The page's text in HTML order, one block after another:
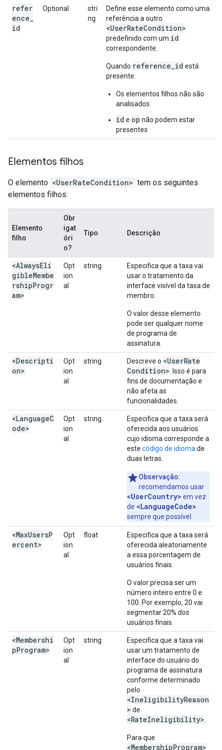
refer
ence_
id
Optional
stri
ng
Define esse elemento como uma
referência a outro
<UserRateCondition>
predefinido com um id
correspondente.
Quando reference_id está
presente:
Os elementos filhos não são
analisados
id e op não podem estar
presentes
Elementos filhos
O elemento <UserRateCondition> tem os seguintes
elementos filhos:
Elemento
filho
Obr
igat
óri
o?
Tipo Descrição
<AlwaysEli
gibleMembe
rshipProgr
am>
Opt
ion
al
string
Especifica que a taxa vai
usar o tratamento da
interface visível da taxa de
membro.
O valor desse elemento
pode ser qualquer nome
de programa de
assinatura.
<Descripti
on>
Opt
ion
al
string Descreve o <UserRate
Condition> . Isso é para
fins de documentação e
não afeta as
funcionalidades.
<LanguageC
ode>
Opt
ion
al
string
Especifica que a taxa será
oferecida aos usuários
cujo idioma corresponde a
este código de idioma de
duas letras.
Observação:
recomendamos usar
<UserCountry> em vez
de <LanguageCode>
sempre que possível.
<MaxUsersP
ercent>
Opt
ion
al
float
Especifica que a taxa será
oferecida aleatoriamente
a essa porcentagem de
usuários finais.
O valor precisa ser um
número inteiro entre 0 e
100. Por exemplo, 20 vai
segmentar 20% dos
usuários finais.
<Membershi
pProgram>
Opt
ion
al
string
Especifica que a taxa vai
usar um tratamento de
interface do usuário do
programa de assinatura
conforme determinado
pelo
<IneligibilityReason
> de
<RateIneligibility>
Para que
<MembershipProgram>